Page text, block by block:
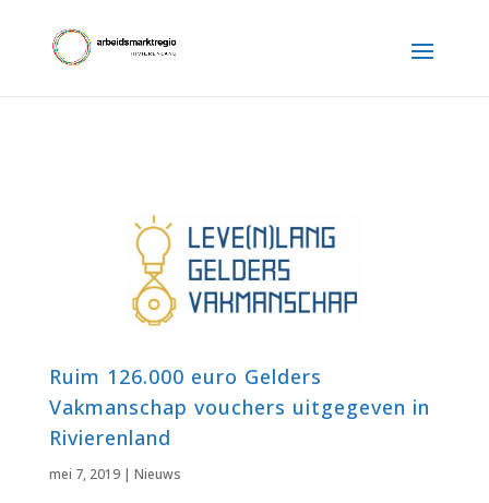
Ruim 126.000 euro Gelders
Vakmanschap vouchers uitgegeven in
Rivierenland
mei 7, 2019| Nieuws